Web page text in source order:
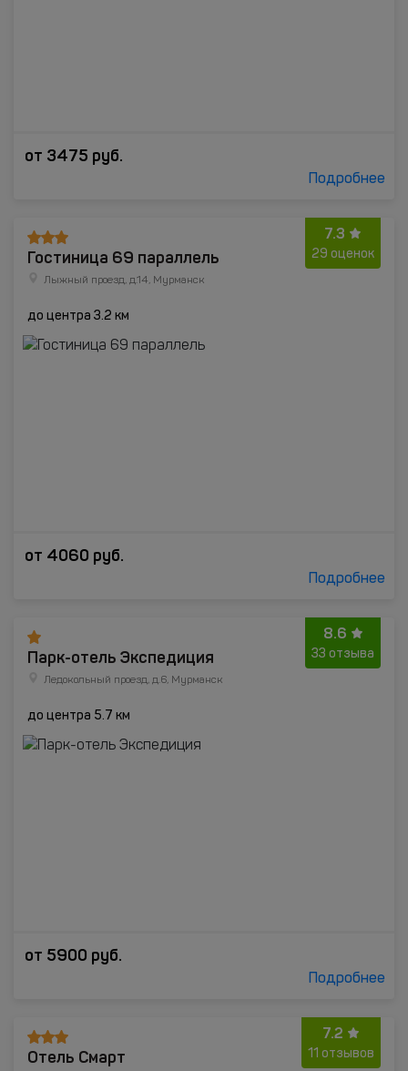
от 3475 руб.
Подробнее
7.3
29 оценок
Гостиница 69 параллель
Лыжный проезд, д.14, Мурманск
до центра 3.2 км
от 4060 руб.
Подробнее
8.6
33 отзыва
Парк-отель Экспедиция
Ледокольный проезд, д.6, Мурманск
до центра 5.7 км
от 5900 руб.
Подробнее
7.2
11 отзывов
Отель Смарт